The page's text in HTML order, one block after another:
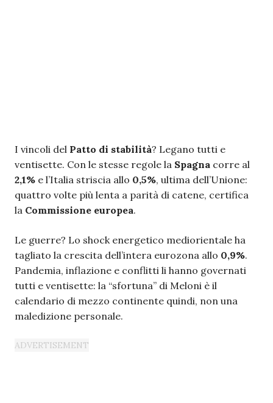
I vincoli del Patto di stabilità? Legano tutti e
ventisette. Con le stesse regole la Spagna corre al
2,1% e l’Italia striscia allo 0,5%, ultima dell’Unione:
quattro volte più lenta a parità di catene, certifica
la Commissione europea.
Le guerre? Lo shock energetico mediorientale ha
tagliato la crescita dell’intera eurozona allo 0,9%.
Pandemia, inflazione e conflitti li hanno governati
tutti e ventisette: la “sfortuna” di Meloni è il
calendario di mezzo continente quindi, non una
maledizione personale.